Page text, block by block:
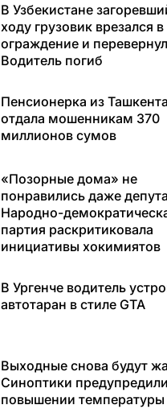
В Узбекистане
ходу грузовик врезался в
ограждение и
Водитель погиб
Пенсионерка из
отдала мошенникам 370
миллионов сумов
«Позорные дома» не
понравились даже
Народно-
партия раскритиковала
инициативы хокимиятов
В Ургенче водитель
автотаран в стиле GTA
Выходные снова будут
Синоптики
повышении температуры